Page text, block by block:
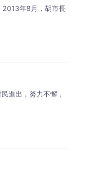
2013年8月，胡市長
進出，努力不懈，